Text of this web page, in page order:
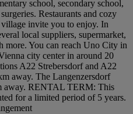
school, secondary school,
Restaurants and cozy
invite you to enjoy. In
local suppliers, supermarket,
more. You can reach Uno City in
city center in around 20
A22 Strebersdorf and A22
away. The Langenzersdorf
away. RENTAL TERM: This
for a limited period of 5 years.